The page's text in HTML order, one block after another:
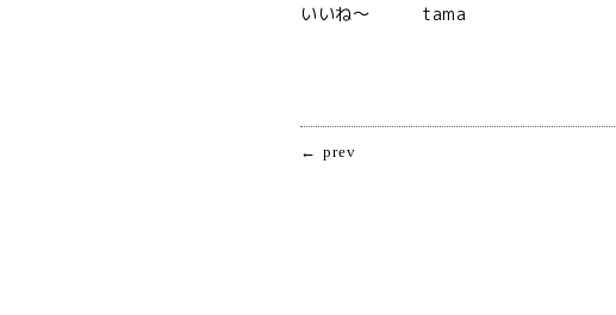
いいね〜 tama
← prev